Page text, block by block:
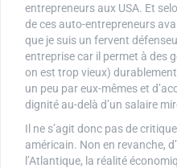
entrepreneurs aux USA. Et
de ces auto-entrepreneurs
que je suis un fervent
entreprise car il permet à des
on est trop vieux)
un peu par eux-mêmes et
dignité au-delà d’un salaire
Il ne s’agit donc pas de
américain. Non en revanche,
l’Atlantique, la réalité